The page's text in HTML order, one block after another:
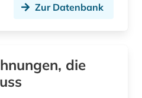
Zur Datenbank
die